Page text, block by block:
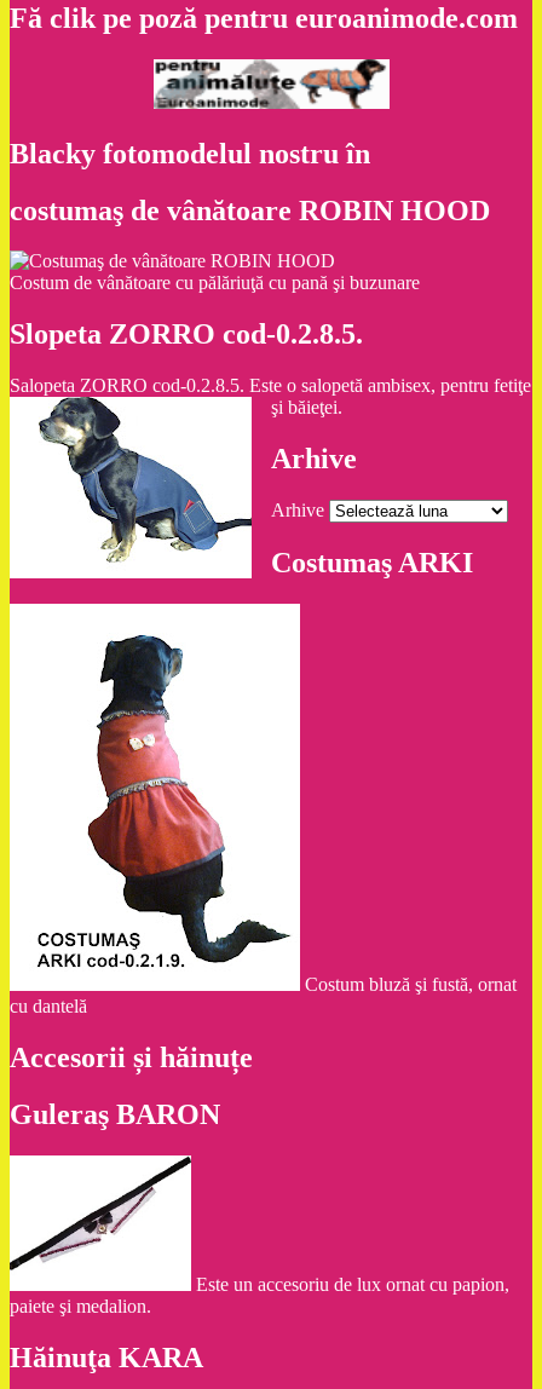
Fă clik pe poză pentru euroanimode.com
Blacky fotomodelul nostru în
costumaş de vânătoare ROBIN HOOD
Costum de vânătoare cu pălăriuţă cu pană şi buzunare
Slopeta ZORRO cod-0.2.8.5.
Salopeta ZORRO cod-0.2.8.5. Este o salopetă ambisex, pentru fetiţe
şi băieţei.
Arhive
Arhive
Costumaş ARKI
Costum bluză şi fustă, ornat
cu dantelă
Accesorii și hăinuțe
Guleraş BARON
Este un accesoriu de lux ornat cu papion,
paiete şi medalion.
Hăinuţa KARA